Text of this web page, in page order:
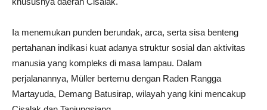
Ia menemukan punden berundak, arca, serta sisa benteng
pertahanan indikasi kuat adanya struktur sosial dan aktivitas
manusia yang kompleks di masa lampau. Dalam
perjalanannya, Müller bertemu dengan Raden Rangga
Martayuda, Demang Batusirap, wilayah yang kini mencakup